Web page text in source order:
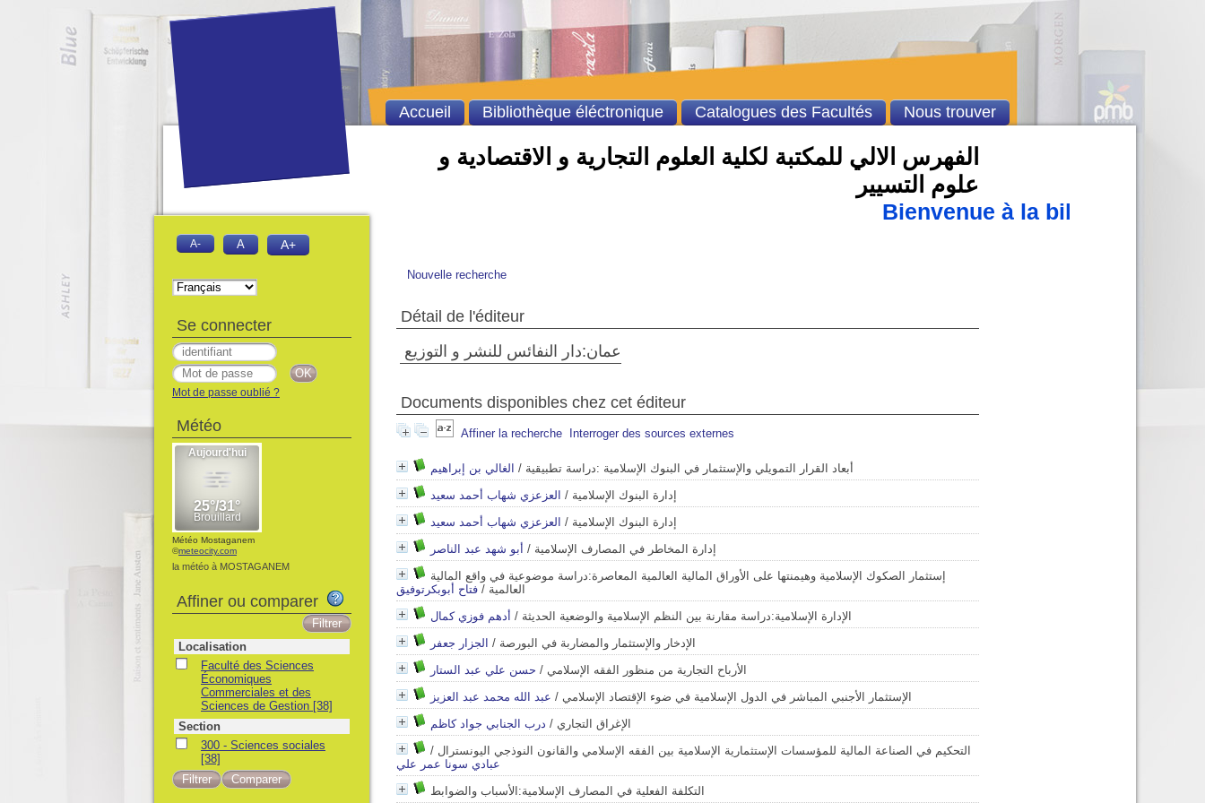
الفهرس الالي للمكتبة لكلية العلوم التجارية و الاقتصادية و
علوم التسيير
Bienvenue à la bibliothèque
Nouvelle recherche
Détail de l'éditeur
عمان:دار النفائس للنشر و التوزيع
Documents disponibles chez cet éditeur
Affiner la recherche Interroger des sources externes
أبعاد القرار التمويلي والإستثمار في البنوك الإسلامية :دراسة تطبيقية / الغالي بن إبراهيم
إدارة البنوك الإسلامية / العزعزي شهاب أحمد سعيد
إدارة البنوك الإسلامية / العزعزي شهاب أحمد سعيد
إدارة المخاطر في المصارف الإسلامية / أبو شهد عبد الناصر
إستثمار الصكوك الإسلامية وهيمنتها على الأوراق المالية العالمية المعاصرة:دراسة موضوعية في واقع المالية
العالمية / فتاح أبوبكرتوفيق
الإدارة الإسلامية:دراسة مقارنة بين النظم الإسلامية والوضعية الحديثة / أدهم فوزي كمال
الإدخار والإستثمار والمضاربة في البورصة / الجزار جعفر
الأرباح التجارية من منظور الفقه الإسلامي / حسن علي عبد الستار
الإستثمار الأجنبي المباشر في الدول الإسلامية في ضوء الإقتصاد الإسلامي / عبد الله محمد عبد العزيز
الإغراق التجاري / درب الجنابي جواد كاظم
التحكيم في الصناعة المالية للمؤسسات الإستثمارية الإسلامية بين الفقه الإسلامي والقانون النوذجي اليونسترال /
عبادي سونا عمر علي
التكلفة الفعلية في المصارف الإسلامية:الأسباب والضوابط
Accueil Bibliothèque éléctronique Catalogues des Facultés Nous trouver
A- A A+
Se connecter
Mot de passe oublié ?
Météo
Météo Mostaganem
©meteocity.com
la météo à MOSTAGANEM
Affiner ou comparer
Localisation
Faculté des Sciences
Économiques
Commerciales et des
Sciences de Gestion [38]
Section
300 - Sciences sociales
[38]